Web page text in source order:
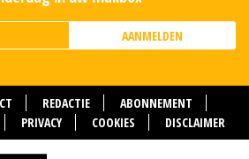
AANMELDEN
REDACTIE
ABONNEMENT
PRIVACY COOKIES DISCLAIMER